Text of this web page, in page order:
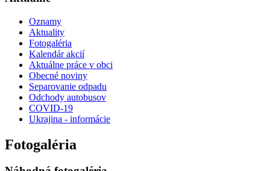
Oznamy
Aktuality
Fotogaléria
Kalendár akcií
Aktuálne práce v obci
Obecné noviny
Separovanie odpadu
Odchody autobusov
COVID-19
Ukrajina - informácie
Fotogaléria